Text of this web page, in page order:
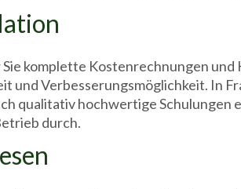
komplette Kostenrechnungen und
und Verbesserungsmöglichkeit. In
qualitativ hochwertige Schulungen
durch.